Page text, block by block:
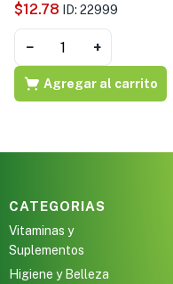
$12.78 ID: 22999
− +
Agregar al carrito
CATEGORIAS
Vitaminas y
Suplementos
Higiene y Belleza